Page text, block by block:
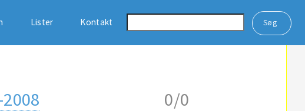
Lister Kontakt
0/0